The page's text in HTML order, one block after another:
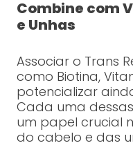
Combine com
e Unhas
Associar o Trans
como Biotina,
potencializar
Cada uma
um papel crucial
do cabelo e das